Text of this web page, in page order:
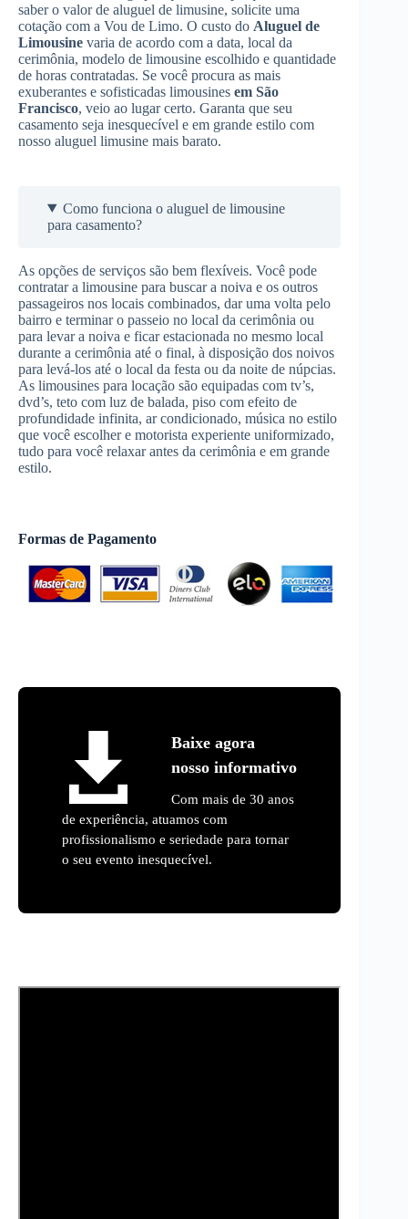
saber o valor de aluguel de limusine, solicite uma
cotação com a Vou de Limo. O custo do Aluguel de
Limousine varia de acordo com a data, local da
cerimônia, modelo de limousine escolhido e quantidade
de horas contratadas. Se você procura as mais
exuberantes e sofisticadas limousines em São
Francisco, veio ao lugar certo. Garanta que seu
casamento seja inesquecível e em grande estilo com
nosso aluguel limusine mais barato.
Como funciona o aluguel de limousine
para casamento?
As opções de serviços são bem flexíveis. Você pode
contratar a limousine para buscar a noiva e os outros
passageiros nos locais combinados, dar uma volta pelo
bairro e terminar o passeio no local da cerimônia ou
para levar a noiva e ficar estacionada no mesmo local
durante a cerimônia até o final, à disposição dos noivos
para levá-los até o local da festa ou da noite de núpcias.
As limousines para locação são equipadas com tv’s,
dvd’s, teto com luz de balada, piso com efeito de
profundidade infinita, ar condicionado, música no estilo
que você escolher e motorista experiente uniformizado,
tudo para você relaxar antes da cerimônia e em grande
estilo.
Formas de Pagamento
Baixe agora
nosso informativo
Com mais de 30 anos
de experiência, atuamos com
profissionalismo e seriedade para tornar
o seu evento inesquecível.